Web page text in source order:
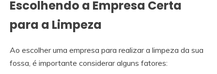
Escolhendo a Empresa Certa
para a Limpeza
Ao escolher uma empresa para realizar a limpeza da sua
fossa, é importante considerar alguns fatores: